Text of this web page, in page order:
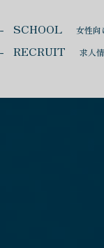
SCHOOL 女性向
RECRUIT 求人